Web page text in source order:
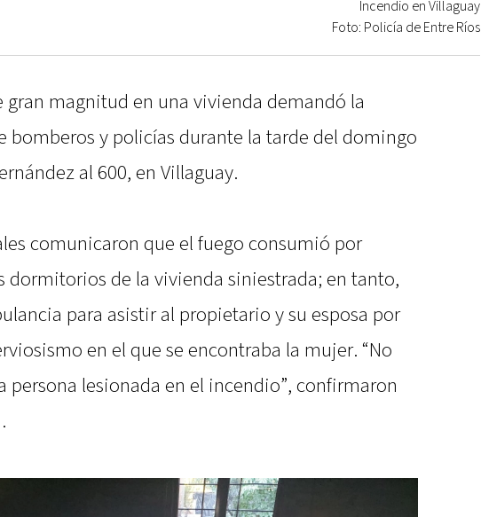
Incendio en Villaguay
Foto: Policía de Entre Ríos
gran magnitud en una vivienda demandó la
bomberos y policías durante la tarde del domingo
al 600, en Villaguay.
comunicaron que el fuego consumió por
dormitorios de la vivienda siniestrada; en tanto,
para asistir al propietario y su esposa por
en el que se encontraba la mujer. “No
persona lesionada en el incendio”, confirmaron